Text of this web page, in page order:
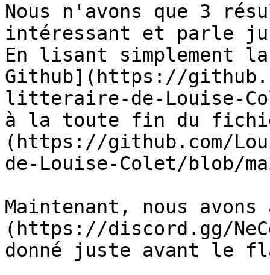
Nous n'avons que 3
intéressant et parle
En lisant simplement
Github](https://
litteraire-de-Louise-
à la toute fin du fichier
(https://github.com/
de-Louise-Colet/blob/
Maintenant, nous
(https://discord.gg/
donné juste avant le